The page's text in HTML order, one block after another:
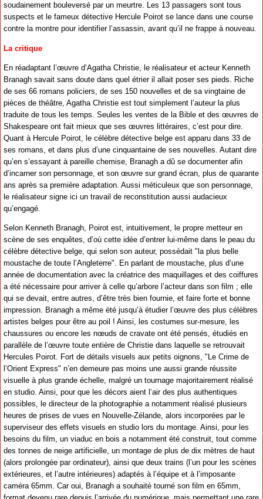
soudainement bouleversé par un meurtre. Les 13 passagers sont tous
suspects et le fameux détective Hercule Poirot se lance dans une course
contre la montre pour identifier l’assassin, avant qu’il ne frappe à nouveau.
La critique
En réadaptant l’œuvre d’Agatha Christie, le réalisateur et acteur Kenneth
Branagh savait sans doute dans quel étrier il allait poser ses pieds. Riche
de ses 66 romans policiers, de ses 150 nouvelles et de sa vingtaine de
pièces de théâtre, Agatha Christie est tout simplement l’auteur la plus
traduite de tous les temps. Seules les ventes de la Bible et des œuvres de
Shakespeare ont fait mieux que ses œuvres littéraires, c’est pour dire.
Quant à Hercule Poirot, le célèbre détective belge est apparu dans 33 de
ses romans, et dans plus d’une cinquantaine de ses nouvelles. Autant dire
qu’en s’essayant à pareille chemise, Branagh a dû se documenter afin
d’incarner son personnage, et son œuvre sur grand écran, plus de quarante
ans après sa première adaptation. Aussi méticuleux que son personnage,
le réalisateur signe ici un travail de reconstitution aussi audacieux
qu’engagé.
Selon Kenneth Branagh, Poirot est, intuitivement, le propre metteur en
scène de ses enquêtes, d’où cette idée d’entrer lui-même dans le peau du
célèbre détective belge, qui selon son auteur, possédait "la plus belle
moustache de toute l’Angleterre". En parlant de moustache, plus d’une
année de documentation avec la créatrice des maquillages et des coiffures
a été nécessaire pour arriver à celle qu’arbore l’acteur dans son film ; elle
qui se devait, entre autres, d’être très bien fournie, et faire forte et bonne
impression. Branagh a même été jusqu’à étudier l’œuvre des plus célèbres
artistes belges pour être au poil ! Ainsi, les costumes sur-mesure, les
chaussures ou encore les nœuds de cravate ont été pensés, étudiés en
parallèle de l’œuvre toute entière de Christie dans laquelle se retrouvait
Hercules Poirot. Fort de détails visuels aux petits oignons, "Le Crime de
l’Orient Express" n’en demeure pas moins une aussi grande réussite
visuelle à plus grande échelle, malgré un tournage majoritairement réalisé
en studio. Ainsi, pour que les décors aient l’air des plus authentiques
possibles, le directeur de la photographie a notamment réalisé plusieurs
heures de prises de vues en Nouvelle-Zélande, alors incorporées par le
superviseur des effets visuels en studio lors du montage. Ainsi, pour les
besoins du film, un viaduc en bois a notamment été construit, tout comme
des tonnes de neige artificielle, un montage de plus de dix mètres de haut
(alors prolongée par ordinateur), ainsi que deux trains (l’un pour les scènes
extérieures, et l’autre intérieures) adaptés à l’équipe et à l’imposante
caméra 65mm. Car oui, Branagh a souhaité tourné son film en 65mm,